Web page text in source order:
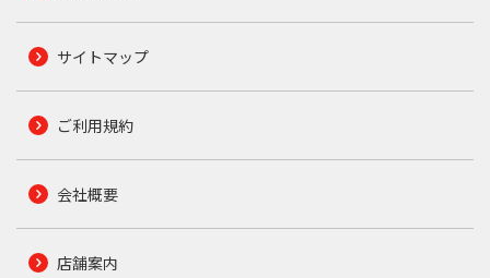
サイトマップ
ご利用規約
会社概要
店舗案内